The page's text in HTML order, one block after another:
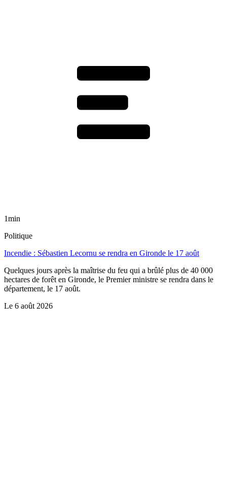
1min
Politique
Incendie : Sébastien Lecornu se rendra en Gironde le 17 août
Quelques jours après la maîtrise du feu qui a brûlé plus de 40 000
hectares de forêt en Gironde, le Premier ministre se rendra dans le
département, le 17 août.
Le 6 août 2026